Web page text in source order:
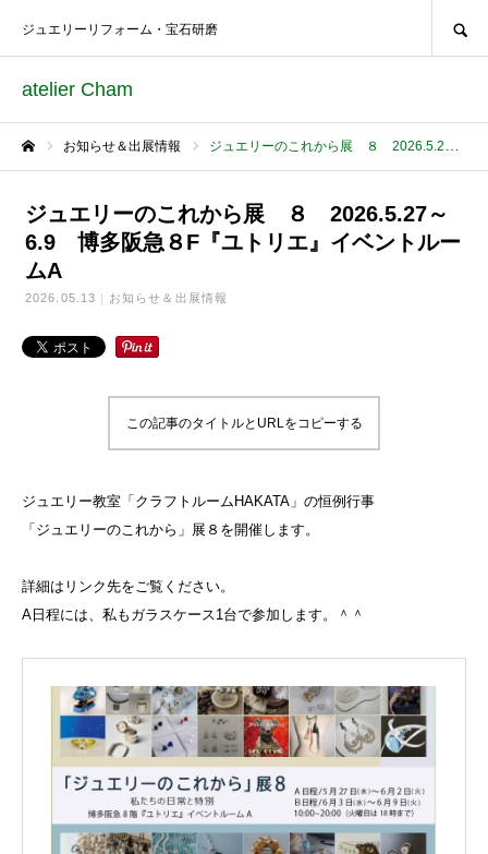
atelier Cham
ジュエリーリフォーム・宝石研磨
お知らせ＆出展情報 ジュエリーのこれから展 ８ 2026.5.27～6.9 博多阪急８F『ユトリエ』イベントルームA
ジュエリーのこれから展 ８ 2026.5.27～
6.9 博多阪急８F『ユトリエ』イベントルー
ムA
2026.05.13 お知らせ＆出展情報
この記事のタイトルとURLをコピーする
ジュエリー教室「クラフトルームHAKATA」の恒例行事
「ジュエリーのこれから」展８を開催します。
詳細はリンク先をご覧ください。
A日程には、私もガラスケース1台で参加します。＾＾